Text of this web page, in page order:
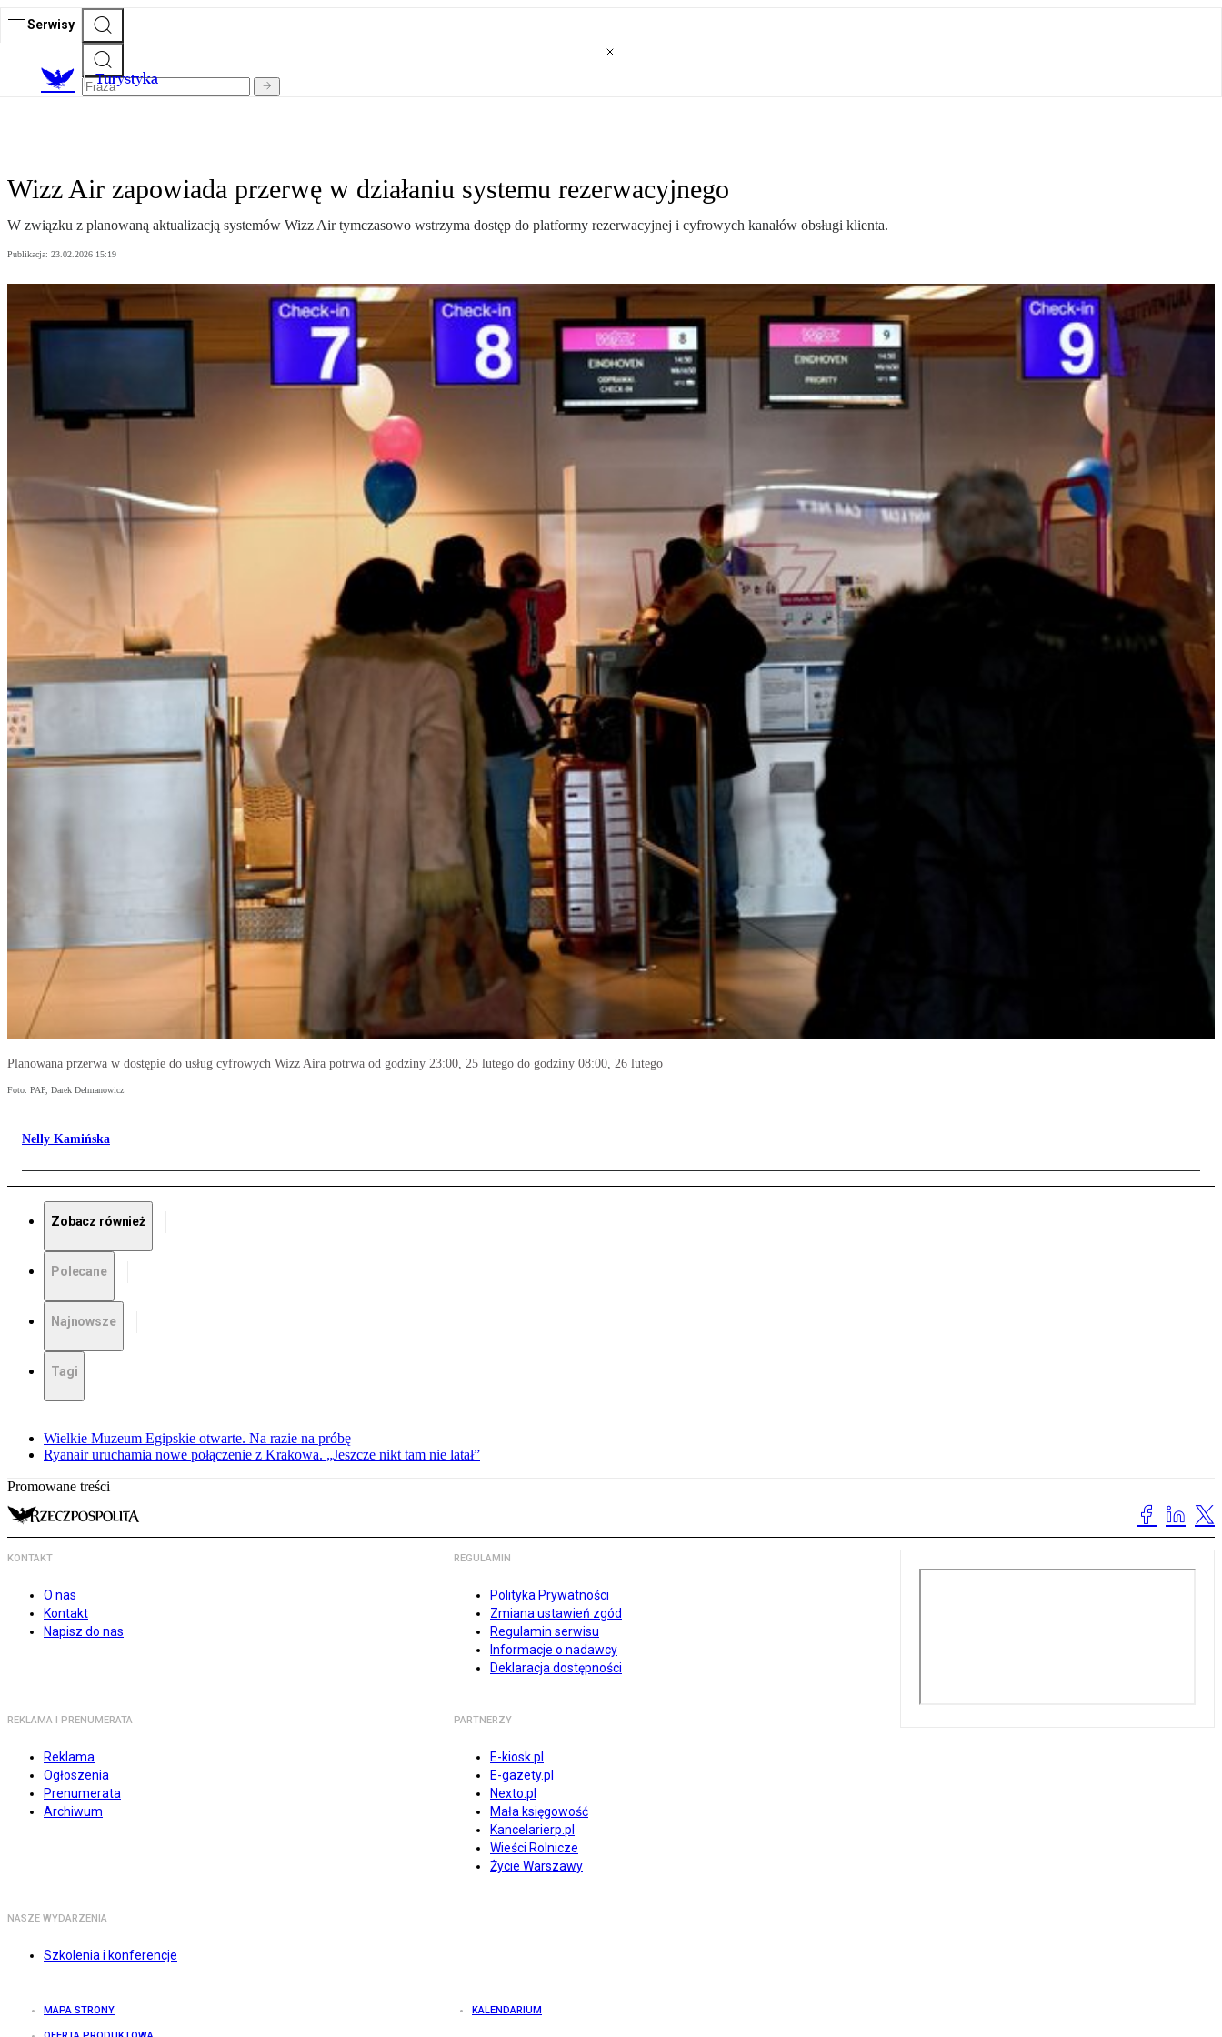
Serwisy
Turystyka
Wizz Air zapowiada przerwę w działaniu systemu rezerwacyjnego
W związku z planowaną aktualizacją systemów Wizz Air tymczasowo wstrzyma dostęp do platformy rezerwacyjnej i cyfrowych kanałów obsługi klienta.
Publikacja: 23.02.2026 15:19
Planowana przerwa w dostępie do usług cyfrowych Wizz Aira potrwa od godziny 23:00, 25 lutego do godziny 08:00, 26 lutego
Foto: PAP, Darek Delmanowicz
Nelly Kamińska
Zobacz również
Polecane
Najnowsze
Tagi
Wielkie Muzeum Egipskie otwarte. Na razie na próbę
Ryanair uruchamia nowe połączenie z Krakowa. „Jeszcze nikt tam nie latał”
Promowane treści
KONTAKT
O nas
Kontakt
Napisz do nas
REGULAMIN
Polityka Prywatności
Zmiana ustawień zgód
Regulamin serwisu
Informacje o nadawcy
Deklaracja dostępności
REKLAMA I PRENUMERATA
Reklama
Ogłoszenia
Prenumerata
Archiwum
PARTNERZY
E-kiosk.pl
E-gazety.pl
Nexto.pl
Mała księgowość
Kancelarierp.pl
Wieści Rolnicze
Życie Warszawy
NASZE WYDARZENIA
Szkolenia i konferencje
MAPA STRONY KALENDARIUM